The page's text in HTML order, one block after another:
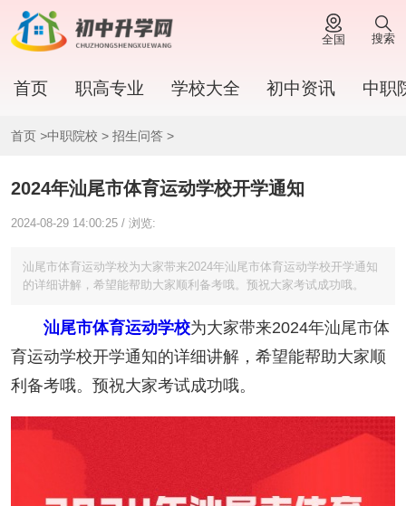
全国 搜索
首页 职高专业 学校大全 初中资讯 中职
首页 >中职院校 > 招生问答>
2024年汕尾市体育运动学校开学通知
2024-08-29 14:00:25 / 浏览:
汕尾市体育运动学校为大家带来2024年汕尾市体育运动学校开学通知
的详细讲解，希望能帮助大家顺利备考哦。预祝大家考试成功哦。
汕尾市体育运动学校为大家带来2024年汕尾市体
育运动学校开学通知的详细讲解，希望能帮助大家顺
利备考哦。预祝大家考试成功哦。